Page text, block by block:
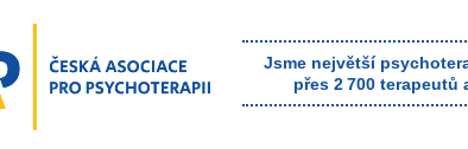
Jsme největší
přes 2 700